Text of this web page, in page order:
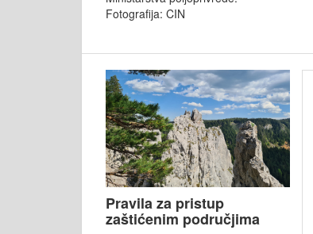
Fotografija: CIN
Pravila za pristup
zaštićenim područjima